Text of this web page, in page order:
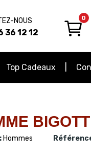
NOUS
36 12 12
0
Top Cadeaux
Hommes